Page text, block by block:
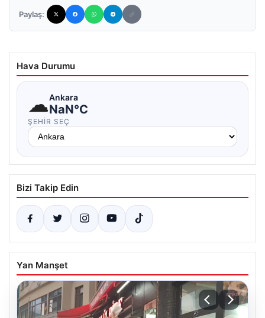
Paylaş:
Hava Durumu
☁Ankara
NaN°C
ŞEHIR SEÇ
Bizi Takip Edin
Yan Manşet